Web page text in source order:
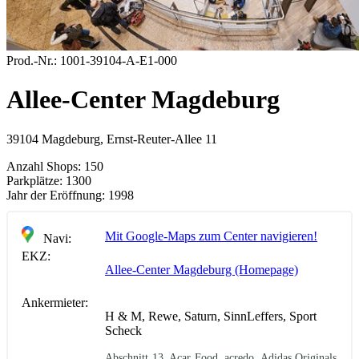
Prod.-Nr.: 1001-39104-A-E1-000
Allee-Center Magdeburg
39104 Magdeburg, Ernst-Reuter-Allee 11
Anzahl Shops: 150
Parkplätze: 1300
Jahr der Eröffnung: 1998
Navi:
Mit Google-Maps zum Center navigieren!
EKZ:
Allee-Center Magdeburg (Homepage)
Ankermieter:
H & M, Rewe, Saturn, SinnLeffers, Sport
Scheck